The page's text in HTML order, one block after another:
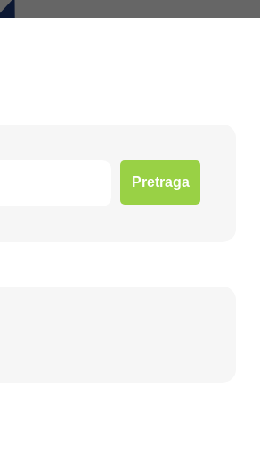
Pretraga